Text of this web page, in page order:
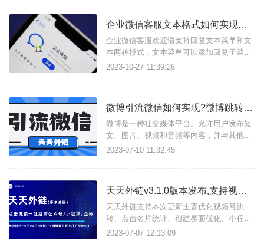
企业微信客服文本格式如何实现点击关注公众号或跳转小程序？
企业微信客服欢迎语支持回复文本菜单和文
本两种模式，文本菜单可以添加回复子菜
单、链接、小程序等3种模式；那么文本菜
分享一下：文本菜单如何实现点击跳转公众
输入特殊标签即可实现关注公众号，文本格
式如下：#公众号:天天外链
2023-10-27 11:39:26
微博引流微信如何实现?微博跳转微信靠谱吗?
微博是一种社交媒体平台。允许用户发布短
文、图片、视频和音频等内容，并与其他用
户进行互动和分享。微博的特点是信息传播
获取实时更新的信息。同时，微博也是许多
要渠道之一。想要从微博引流微信,可以直接
使用“天天外链”引流工具实现.商
2023-07-10 11:32:45
天天外链v3.1.0版本发布,支持视频号以及点击名片统计
天天外链支持本次更新主要优化视频号跳
转、点击名片统计、创建界面优化、小程序
上架简化、二维码管理优化、访问记录优化
2023-07-07 12:13:09